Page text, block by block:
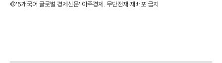
©'5개국어 글로벌 경제신문' 아주경제. 무단전재·재배포 금지